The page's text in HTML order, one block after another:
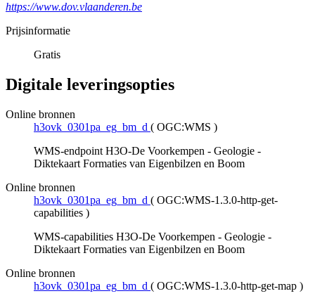
https://www.dov.vlaanderen.be
Prijsinformatie
Gratis
Digitale leveringsopties
Online bronnen
h3ovk_0301pa_eg_bm_d ( OGC:WMS )
WMS-endpoint H3O-De Voorkempen - Geologie -
Diktekaart Formaties van Eigenbilzen en Boom
Online bronnen
h3ovk_0301pa_eg_bm_d ( OGC:WMS-1.3.0-http-get-
capabilities )
WMS-capabilities H3O-De Voorkempen - Geologie -
Diktekaart Formaties van Eigenbilzen en Boom
Online bronnen
h3ovk_0301pa_eg_bm_d ( OGC:WMS-1.3.0-http-get-map )